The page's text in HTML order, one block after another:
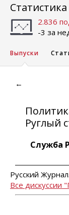
Статистика
2.836
-3 за
Выпуски
←
Руглый
Служба
Русский Журнал.
Все дискуссии